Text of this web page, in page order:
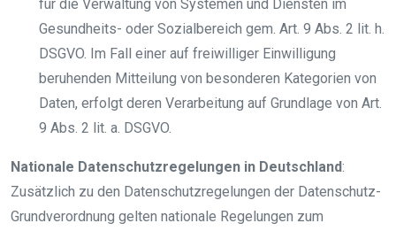
für die Verwaltung von Systemen und Diensten im
Gesundheits- oder Sozialbereich gem. Art. 9 Abs. 2 lit. h.
DSGVO. Im Fall einer auf freiwilliger Einwilligung
beruhenden Mitteilung von besonderen Kategorien von
Daten, erfolgt deren Verarbeitung auf Grundlage von Art.
9 Abs. 2 lit. a. DSGVO.
Nationale Datenschutzregelungen in Deutschland:
Zusätzlich zu den Datenschutzregelungen der Datenschutz-
Grundverordnung gelten nationale Regelungen zum